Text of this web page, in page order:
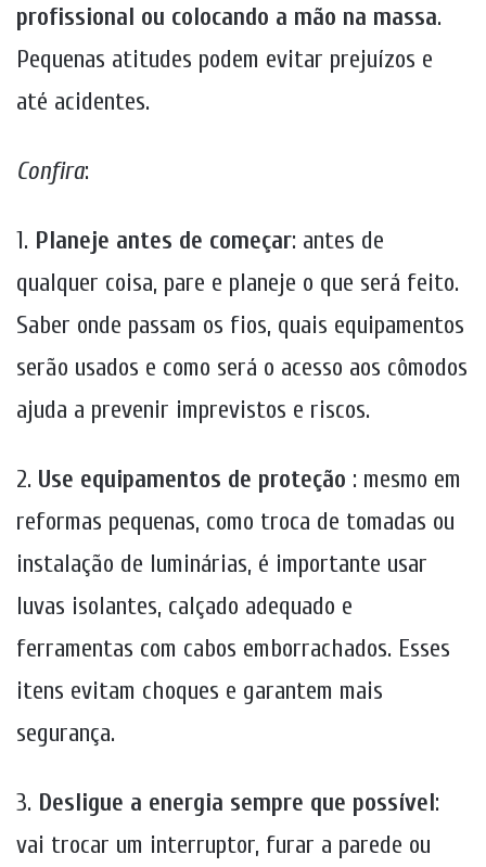
profissional ou colocando a mão na massa.
Pequenas atitudes podem evitar prejuízos e
até acidentes.
Confira:
1. Planeje antes de começar: antes de
qualquer coisa, pare e planeje o que será feito.
Saber onde passam os fios, quais equipamentos
serão usados e como será o acesso aos cômodos
ajuda a prevenir imprevistos e riscos.
2. Use equipamentos de proteção : mesmo em
reformas pequenas, como troca de tomadas ou
instalação de luminárias, é importante usar
luvas isolantes, calçado adequado e
ferramentas com cabos emborrachados. Esses
itens evitam choques e garantem mais
segurança.
3. Desligue a energia sempre que possível:
vai trocar um interruptor, furar a parede ou